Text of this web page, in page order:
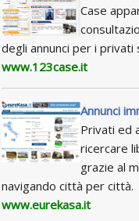
Case
degli annunci per i
www.123case.it
Annunci
Privati ed
ricercare
grazie al
navigando città per città.
www.eurekasa.it